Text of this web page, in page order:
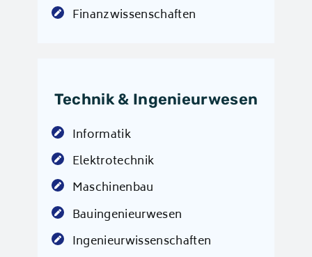
Finanzwissenschaften
Technik & Ingenieurwesen
Informatik
Elektrotechnik
Maschinenbau
Bauingenieurwesen
Ingenieurwissenschaften